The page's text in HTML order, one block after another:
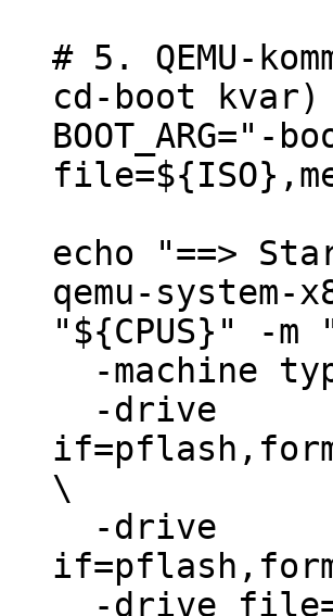
# 5. QEMU-
cd-boot kvar)
echo "==>
qemu-system-
"${CPUS}" -m
-machine
-drive
\
-drive
-drive